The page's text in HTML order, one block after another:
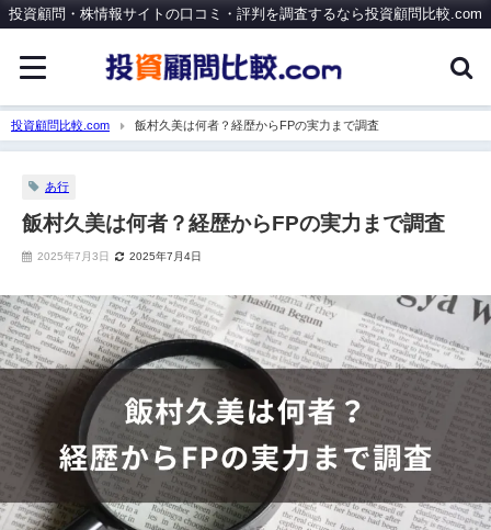
投資顧問・株情報サイトの口コミ・評判を調査するなら投資顧問比較.com
投資顧問比較.com 飯村久美は何者？経歴からFPの実力まで調査
あ行
飯村久美は何者？経歴からFPの実力まで調査
2025年7月3日 2025年7月4日